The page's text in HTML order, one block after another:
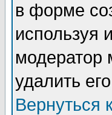
в форме
используя
модератор
удалить
Вернуться